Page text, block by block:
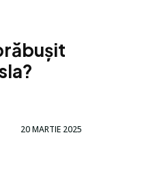
20 MARTIE 2025